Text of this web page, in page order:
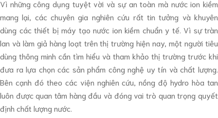
Vì những công dụng tuyệt vời và sự an toàn mà nước ion kiềm
mang lại, các chuyên gia nghiên cứu rất tin tưởng và khuyên
dùng các thiết bị máy tạo nước ion kiềm chuẩn y tế. Vì sự tràn
lan và làm giả hàng loạt trên thị trường hiện nay, một người tiêu
dùng thông minh cần tìm hiểu và tham khảo thị trường trước khi
đưa ra lựa chọn các sản phẩm công nghệ uy tín và chất lượng.
Bên cạnh đó theo các viện nghiên cứu, nồng độ hydro hòa tan
luôn được quan tâm hàng đầu và đóng vai trò quan trọng quyết
định chất lượng nước.